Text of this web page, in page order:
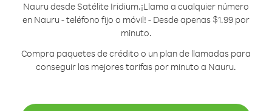
Nauru desde Satélite Iridium.¡Llama a cualquier número
en Nauru - teléfono fijo o móvil! - Desde apenas $1.99 por
minuto.
Compra paquetes de crédito o un plan de llamadas para
conseguir las mejores tarifas por minuto a Nauru.